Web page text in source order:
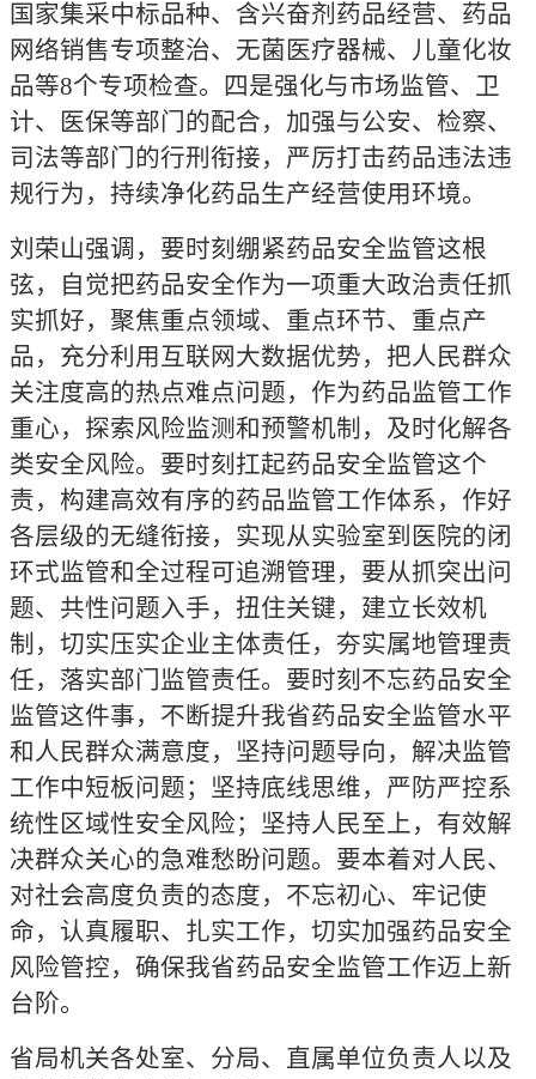
国家集采中标品种、含兴奋剂药品经营、药品
网络销售专项整治、无菌医疗器械、儿童化妆
品等8个专项检查。四是强化与市场监管、卫
计、医保等部门的配合，加强与公安、检察、
司法等部门的行刑衔接，严厉打击药品违法违
规行为，持续净化药品生产经营使用环境。
刘荣山强调，要时刻绷紧药品安全监管这根
弦，自觉把药品安全作为一项重大政治责任抓
实抓好，聚焦重点领域、重点环节、重点产
品，充分利用互联网大数据优势，把人民群众
关注度高的热点难点问题，作为药品监管工作
重心，探索风险监测和预警机制，及时化解各
类安全风险。要时刻扛起药品安全监管这个
责，构建高效有序的药品监管工作体系，作好
各层级的无缝衔接，实现从实验室到医院的闭
环式监管和全过程可追溯管理，要从抓突出问
题、共性问题入手，扭住关键，建立长效机
制，切实压实企业主体责任，夯实属地管理责
任，落实部门监管责任。要时刻不忘药品安全
监管这件事，不断提升我省药品安全监管水平
和人民群众满意度，坚持问题导向，解决监管
工作中短板问题；坚持底线思维，严防严控系
统性区域性安全风险；坚持人民至上，有效解
决群众关心的急难愁盼问题。要本着对人民、
对社会高度负责的态度，不忘初心、牢记使
命，认真履职、扎实工作，切实加强药品安全
风险管控，确保我省药品安全监管工作迈上新
台阶。
省局机关各处室、分局、直属单位负责人以及